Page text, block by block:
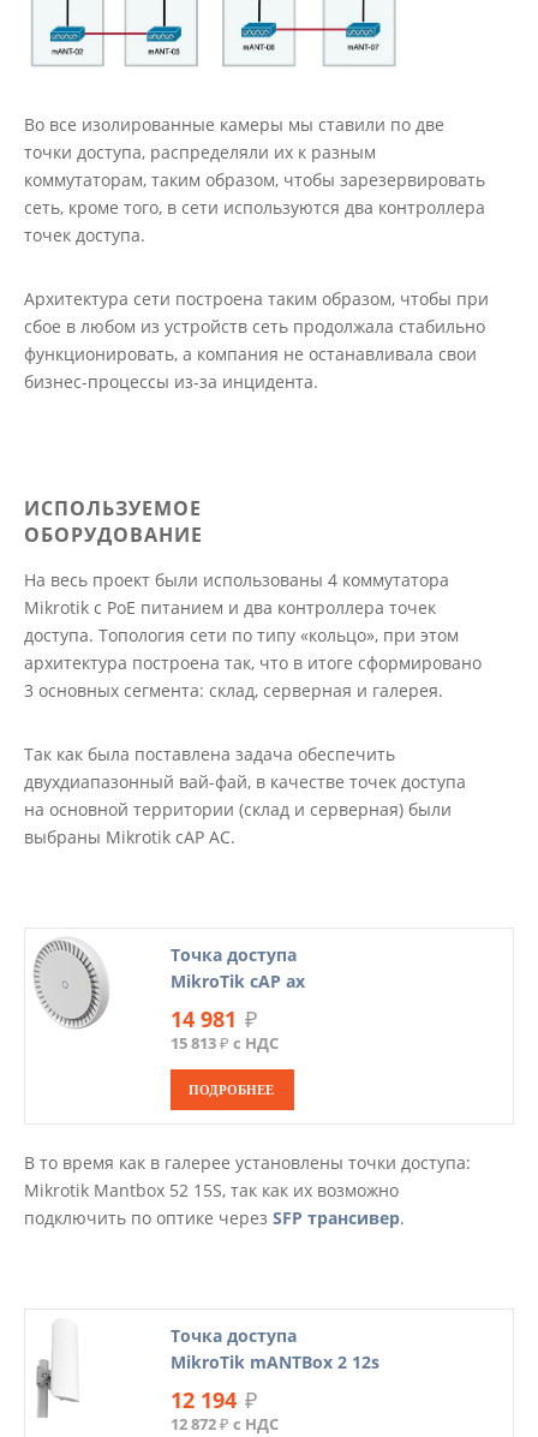
Во все изолированные камеры мы ставили по две
точки доступа, распределяли их к разным
коммутаторам, таким образом, чтобы зарезервировать
сеть, кроме того, в сети используются два контроллера
точек доступа.
Архитектура сети построена таким образом, чтобы при
сбое в любом из устройств сеть продолжала стабильно
функционировать, а компания не останавливала свои
бизнес-процессы из-за инцидента.
ИСПОЛЬЗУЕМОЕ
ОБОРУДОВАНИЕ
На весь проект были использованы 4 коммутатора
Mikrotik с PoE питанием и два контроллера точек
доступа. Топология сети по типу «кольцо», при этом
архитектура построена так, что в итоге сформировано
3 основных сегмента: склад, серверная и галерея.
Так как была поставлена задача обеспечить
двухдиапазонный вай-фай, в качестве точек доступа
на основной территории (склад и серверная) были
выбраны Mikrotik cAP AC.
Точка доступа
MikroTik cAP ax
14 981 ₽
15 813 ₽ с НДС
ПОДРОБНЕЕ
В то время как в галерее установлены точки доступа:
Mikrotik Mantbox 52 15S, так как их возможно
подключить по оптике через SFP трансивер.
Точка доступа
MikroTik mANTBox 2 12s
12 194 ₽
12 872 ₽ с НДС